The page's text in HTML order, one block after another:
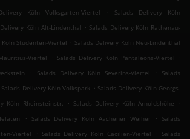
Köln Volksgarten-Viertel .
Salads Delivery Köln
Köln Alt-Lindenthal . Salads Delivery Köln Rathenau-
Köln Studenten-Viertel . Salads Delivery Köln Neu-Lindenthal
Viertel . Salads Delivery Köln Pantaleons-Viertel
.
. Salads Delivery Köln Severins-Viertel .
Salads
Salads Delivery Köln Volkspark . Salads Delivery Köln Georgs-
Köln Rheinsteinstr. . Salads Delivery Köln Arnoldshöhe
.
. Salads Delivery Köln Aachener Weiher .
Salads
Viertel
. Salads Delivery Köln Cäcilien-Viertel . Salads